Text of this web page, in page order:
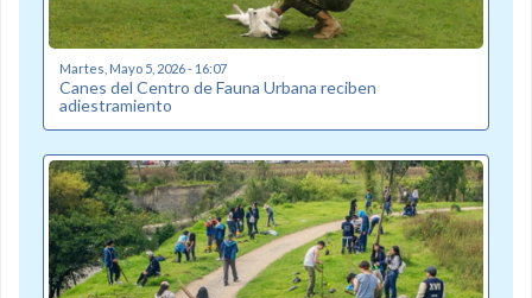
Martes, Mayo 5, 2026 - 16:07
Canes del Centro de Fauna Urbana reciben
adiestramiento